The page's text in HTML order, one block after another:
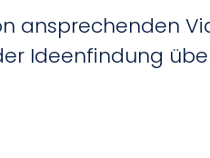
ansprechenden
Ideenfindung